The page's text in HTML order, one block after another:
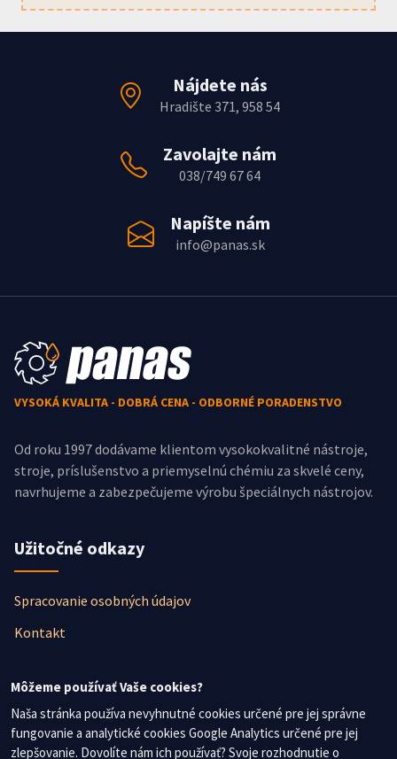
Môžeme používať Vaše cookies?
Naša stránka používa nevyhnutné cookies určené pre jej správne
fungovanie a analytické cookies Google Analytics určené pre jej
zlepšovanie. Dovolíte nám ich používať? Svoje rozhodnutie o
Nájdete nás
Hradište 371, 958 54
Zavolajte nám
038/749 67 64
Napíšte nám
info@panas.sk
VYSOKÁ KVALITA - DOBRÁ CENA - ODBORNÉ PORADENSTVO
Od roku 1997 dodávame klientom vysokokvalitné nástroje,
stroje, príslušenstvo a priemyselnú chémiu za skvelé ceny,
navrhujeme a zabezpečujeme výrobu špeciálnych nástrojov.
Užitočné odkazy
Spracovanie osobných údajov
Kontakt
Newsletter
Nezmeškajte žiadne novinky, prihláste sa na odber